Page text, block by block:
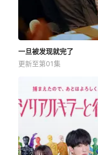
一旦被发现就完了
更新至第01集